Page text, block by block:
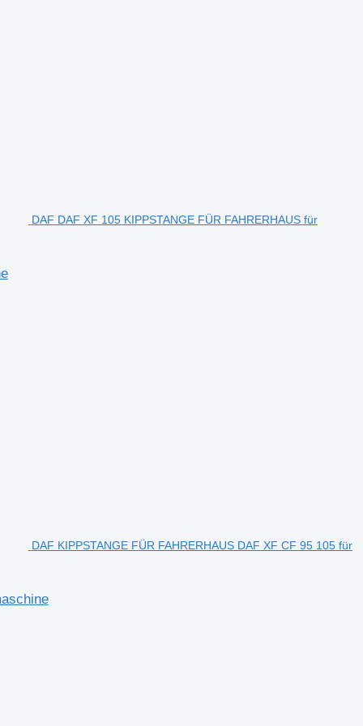
DAF DAF XF 105 KIPPSTANGE FÜR FAHRERHAUS für
DAF KIPPSTANGE FÜR FAHRERHAUS DAF XF CF 95 105 für